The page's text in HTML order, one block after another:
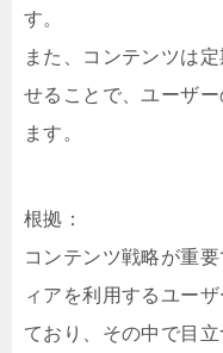
す。
また、コンテンツは
せることで、ユーザ
ます。
根拠：
コンテンツ戦略が重
ィアを利用するユー
ており、その中で目